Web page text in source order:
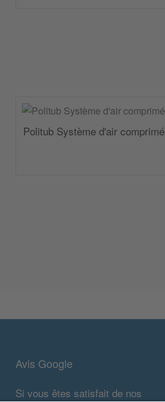
Politub Système d'air comprimé
Avis Google
Si vous êtes satisfait de nos